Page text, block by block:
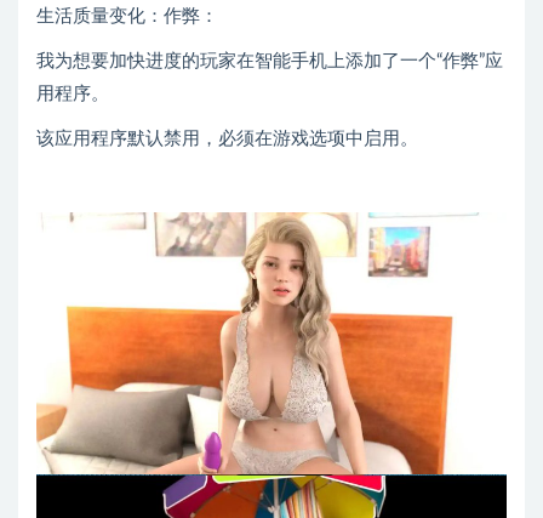
生活质量变化：作弊：
我为想要加快进度的玩家在智能手机上添加了一个“作弊”应
用程序。
该应用程序默认禁用，必须在游戏选项中启用。